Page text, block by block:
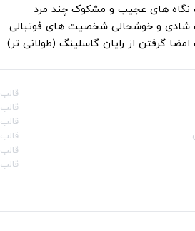
نگاه های عجیب و مشکوک چند مرد
شادی و خوشحالی شخصیت های فوتبالی
امضا گرفتن از رایان گاسلینگ (طولانی تر)